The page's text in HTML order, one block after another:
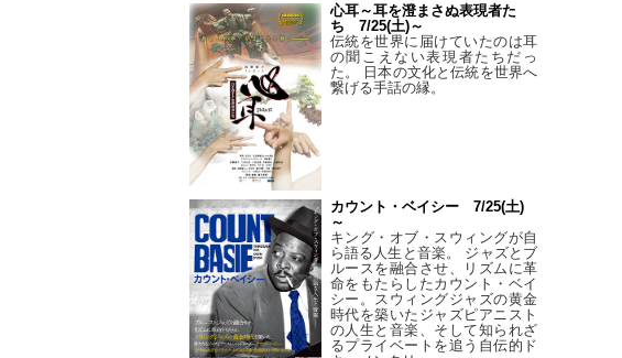
心耳～耳を澄まさぬ表現者た
ち 7/25(土)～
伝統を世界に届けていたのは耳
の聞こえない表現者たちだっ
た。 日本の文化と伝統を世界へ
繋げる手話の縁。
カウント・ベイシー 7/25(土)
～
キング・オブ・スウィングが自
ら語る人生と音楽。 ジャズとブ
ルースを融合させ、リズムに革
命をもたらしたカウント・ベイ
シー。スウィングジャズの黄金
時代を築いたジャズピアニスト
の人生と音楽、そして知られざ
るプライベートを追う自伝的ド